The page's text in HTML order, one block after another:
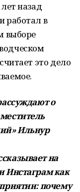
назад
работал в
выборе
это дело
о
Ильнур
на
Инстаграм как
почему